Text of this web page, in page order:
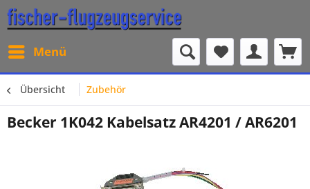
Menü
Übersicht Zubehör
Becker 1K042 Kabelsatz AR4201 / AR6201